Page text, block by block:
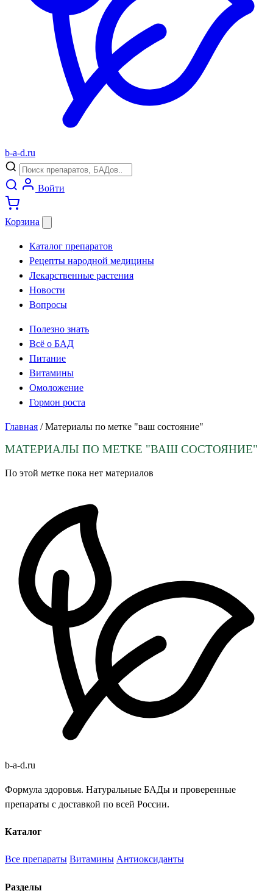
b-a-d.ru
Войти
Корзина
Каталог препаратов
Рецепты народной медицины
Лекарственные растения
Новости
Вопросы
Полезно знать
Всё о БАД
Питание
Витамины
Омоложение
Гормон роста
Главная / Материалы по метке "ваш состояние"
МАТЕРИАЛЫ ПО МЕТКЕ "ВАШ СОСТОЯНИЕ"
По этой метке пока нет материалов
b-a-d.ru
Формула здоровья. Натуральные БАДы и проверенные
препараты с доставкой по всей России.
Каталог
Все препараты Витамины Антиоксиданты
Разделы